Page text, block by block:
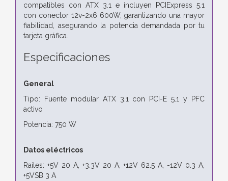
compatibles con ATX 3.1 e incluyen PCIExpress 5.1
con conector 12v-2x6 600W, garantizando una mayor
fiabilidad, asegurando la potencia demandada por tu
tarjeta gráfica.
Especificaciones
General
Tipo: Fuente modular ATX 3.1 con PCI-E 5.1 y PFC
activo
Potencia: 750 W
Datos eléctricos
Raíles: +5V 20 A, +3.3V 20 A, +12V 62.5 A, -12V 0.3 A,
+5VSB 3 A